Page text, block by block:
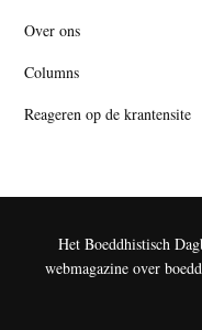
Over ons
Columns
Reageren op de krantensite
Het Boeddhistisch
webmagazine over